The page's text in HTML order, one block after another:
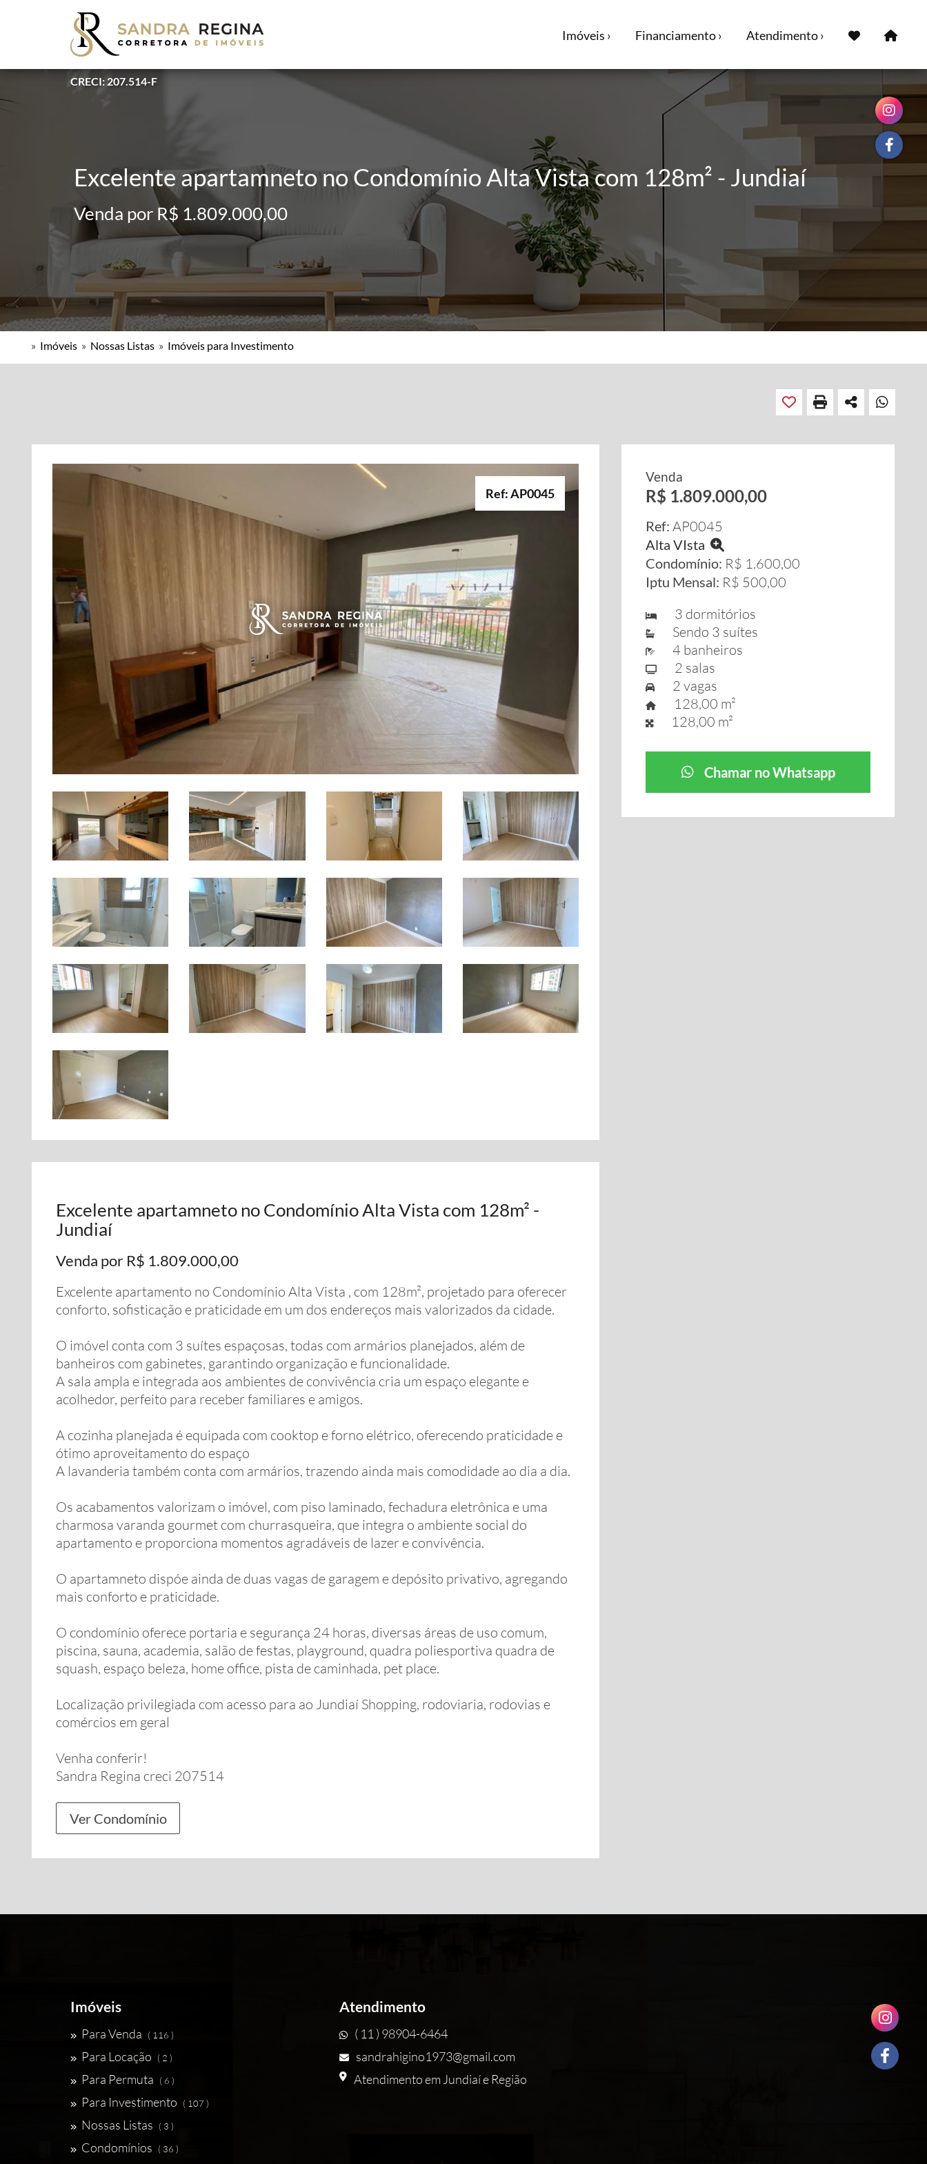
CRECI: 207.514-F
Imóveis › Financiamento › Atendimento ›
Excelente apartamneto no Condomínio Alta Vista com 128m² - Jundiaí
Venda por R$ 1.809.000,00
» Imóveis » Nossas Listas » Imóveis para Investimento
Ref: AP0045
Excelente apartamneto no Condomínio Alta Vista com 128m² -
Jundiaí
Venda por R$ 1.809.000,00
Excelente apartamento no Condomínio Alta Vista , com 128m², projetado para oferecer
conforto, sofisticação e praticidade em um dos endereços mais valorizados da cidade.
O imóvel conta com 3 suítes espaçosas, todas com armários planejados, além de
banheiros com gabinetes, garantindo organização e funcionalidade.
A sala ampla e integrada aos ambientes de convivência cria um espaço elegante e
acolhedor, perfeito para receber familiares e amigos.
A cozinha planejada é equipada com cooktop e forno elétrico, oferecendo praticidade e
ótimo aproveitamento do espaço
A lavanderia também conta com armários, trazendo ainda mais comodidade ao dia a dia.
Os acabamentos valorizam o imóvel, com piso laminado, fechadura eletrônica e uma
charmosa varanda gourmet com churrasqueira, que integra o ambiente social do
apartamento e proporciona momentos agradáveis de lazer e convivência.
O apartamneto dispóe ainda de duas vagas de garagem e depósito privativo, agregando
mais conforto e praticidade.
O condomínio oferece portaria e segurança 24 horas, diversas áreas de uso comum,
piscina, sauna, academia, salão de festas, playground, quadra poliesportiva quadra de
squash, espaço beleza, home office, pista de caminhada, pet place.
Localização privilegiada com acesso para ao Jundiaí Shopping, rodoviaria, rodovias e
comércios em geral
Venha conferir!
Sandra Regina creci 207514
Ver Condomínio
Venda
R$ 1.809.000,00
Ref: AP0045
Alta VIsta
Condomínio: R$ 1.600,00
Iptu Mensal: R$ 500,00
3 dormitórios
Sendo 3 suítes
4 banheiros
2 salas
2 vagas
128,00 m²
128,00 m²
Chamar no Whatsapp
Imóveis
Para Venda ( 116 )
Para Locação ( 2 )
Para Permuta ( 6 )
Para Investimento ( 107 )
Nossas Listas ( 3 )
Condomínios ( 36 )
Atendimento
( 11 ) 98904-6464
sandrahigino1973@gmail.com
Atendimento em Jundiaí e Região